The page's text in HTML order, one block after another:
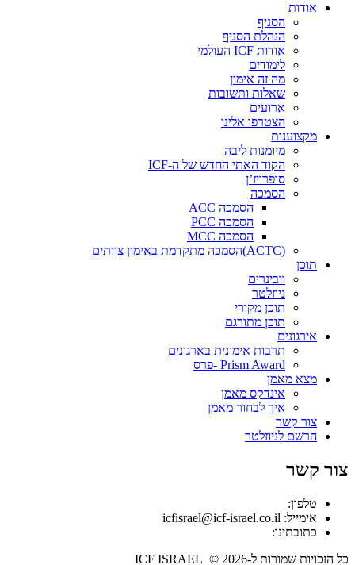
אודות
הסניף
הנהלת הסניף
אודות ICF העולמי
לימודים
מה זה אימון
שאלות ותשובות
ארועים
הצטרפו אלינו
מקצוענות
מיומנות ליבה
הקוד האתי החדש של ה-ICF
סופרויז’ן
הסמכה
הסמכה ACC
הסמכה PCC
הסמכה MCC
(ACTC)הסמכה מתקדמת באימון צוותים
תוכן
וובינרים
ניוזלטר
תוכן מקורי
תוכן מתורגם
אירגונים
תרבות אימונית בארגונים
Prism Award -פרס
מצא מאמן
אינדקס מאמן
איך לבחור מאמן
צור קשר
הרשם לניוזלטר
צור קשר
טלפון:
אימייל: icfisrael@icf-israel.co.il
כתובתינו:
כל הזכויות שמורות ל-ICF ISRAEL © 2026